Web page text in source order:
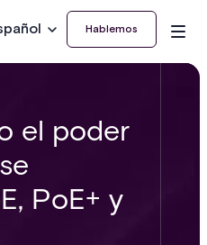
Hablemos
el poder
PoE+ y